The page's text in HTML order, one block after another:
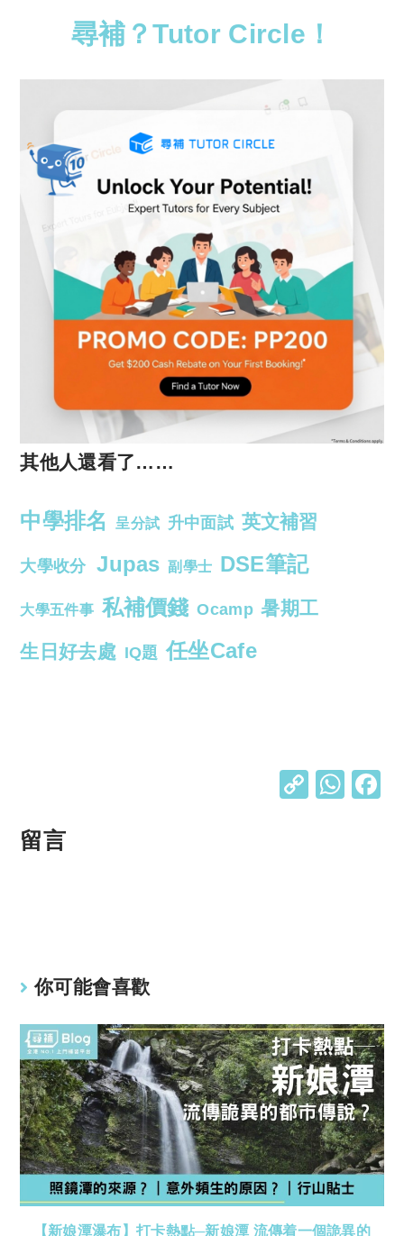
尋補？Tutor Circle！
其他人還看了……
中學排名 呈分試 升中面試 英文補習
大學收分 Jupas 副學士 DSE筆記
大學五件事 私補價錢 Ocamp 暑期工
生日好去處 IQ題 任坐Cafe
C W
留言
你可能會喜歡
【新娘潭瀑布】打卡熱點─新娘潭 流傳着一個詭異的